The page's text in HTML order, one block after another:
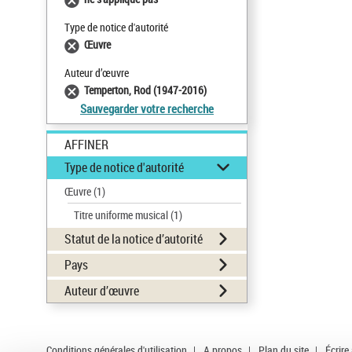
Type de notice d'autorité
Œuvre
Auteur d’œuvre
Temperton, Rod (1947-2016)
Sauvegarder votre recherche
AFFINER
Type de notice d'autorité
Œuvre(1)
Titre uniforme musical(1)
Statut de la notice d’autorité
Pays
Auteur d’œuvre